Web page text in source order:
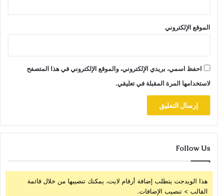
الموقع الإلكتروني
احفظ اسمي، بريدي الإلكتروني، والموقع الإلكتروني في هذا المتصفح
لاستخدامها المرة المقبلة في تعليقي.
Follow Us
هذا الويدجت يتطلب إضافة أرقام لايت، يمكنك تنصيبها من خلال قائمة
القالب > تنصيب الإضافات.